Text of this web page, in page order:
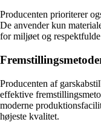
Producenten prioriterer
De anvender kun
for miljøet og
Producenten af
effektive
moderne
højeste kvalitet.